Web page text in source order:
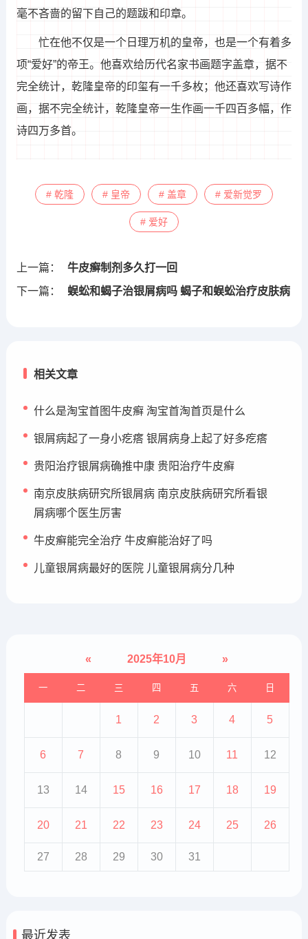
毫不吝啬的留下自己的题跋和印章。
忙在他不仅是一个日理万机的皇帝，也是一个有着多
项“爱好”的帝王。他喜欢给历代名家书画题字盖章，据不
完全统计，乾隆皇帝的印玺有一千多枚；他还喜欢写诗作
画，据不完全统计，乾隆皇帝一生作画一千四百多幅，作
诗四万多首。
# 乾隆 # 皇帝 # 盖章 # 爱新觉罗
# 爱好
上一篇：
牛皮癣制剂多久打一回
下一篇：
蜈蚣和蝎子治银屑病吗 蝎子和蜈蚣治疗皮肤病
相关文章
什么是淘宝首图牛皮癣 淘宝首淘首页是什么
银屑病起了一身小疙瘩 银屑病身上起了好多疙瘩
贵阳治疗银屑病确推中康 贵阳治疗牛皮癣
南京皮肤病研究所银屑病 南京皮肤病研究所看银
屑病哪个医生厉害
牛皮癣能完全治疗 牛皮癣能治好了吗
儿童银屑病最好的医院 儿童银屑病分几种
« 2025年10月 »
一 二 三 四 五 六 日
1 2 3 4 5
6 7 8 9 10 11 12
13 14 15 16 17 18 19
20 21 22 23 24 25 26
27 28 29 30 31
最近发表